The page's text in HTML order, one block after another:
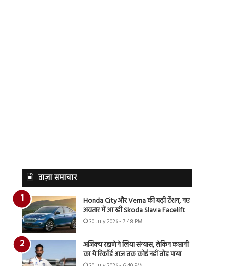
ताज़ा समाचार
Honda City और Verna की बढ़ी टेंशन, नए
अवतार में आ रही Skoda Slavia Facelift
30 July 2026 - 7:48 PM
अजिंक्य रहाणे ने लिया संन्यास, लेकिन कप्तानी
का ये रिकॉर्ड आज तक कोई नहीं तोड़ पाया